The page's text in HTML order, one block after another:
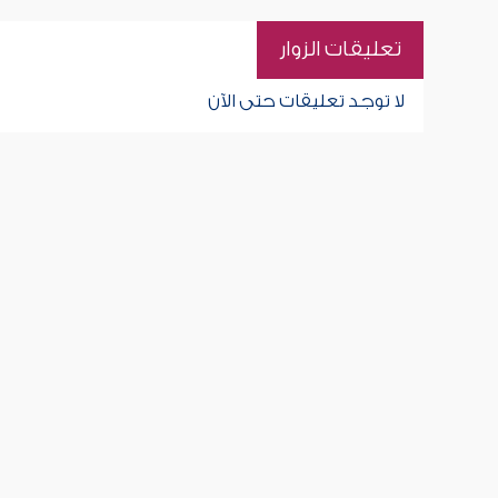
تعليقات الزوار
لا توجد تعليقات حتى الآن